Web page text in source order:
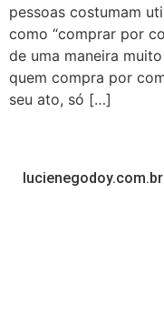
pessoas costumam
como “comprar por
de uma maneira
quem compra por
seu ato, só […]